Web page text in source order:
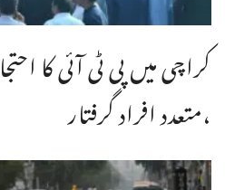
کراچی میں پی ٹی آئی کا
،متعدد افراد گرفتار